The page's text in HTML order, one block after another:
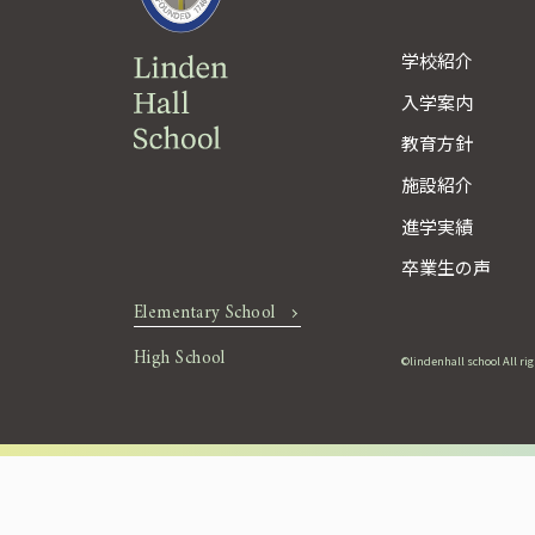
Elementary School
High School
学校紹介
入学案内
教育方針
施設紹介
進学実績
卒業生の声
©lindenhall school All